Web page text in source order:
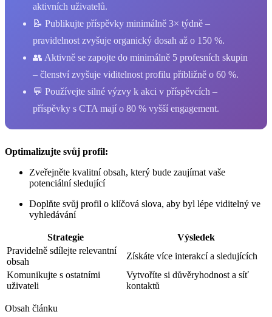
aktivních uživatelů.
📝 Publikujte příspěvky minimálně 3× týdně –
pravidelnost zvyšuje organický dosah až o 150 %.
👥 Aktivně se zapojte do minimálně 5 profesních skupin
– členství zvyšuje viditelnost profilu přibližně o 60 %.
💬 Používejte silné výzvy k akci v příspěvcích –
příspěvky s CTA mají o 80 % vyšší engagement.
Optimalizujte svůj profil:
Zveřejněte kvalitní obsah, který bude zaujímat vaše
potenciální sledující
Doplňte svůj profil o klíčová slova, aby byl lépe viditelný ve
vyhledávání
Strategie
Výsledek
Pravidelně sdílejte relevantní
obsah
Získáte více interakcí a sledujících
Komunikujte s ostatními
uživateli
Vytvoříte si důvěryhodnost a síť
kontaktů
Obsah článku